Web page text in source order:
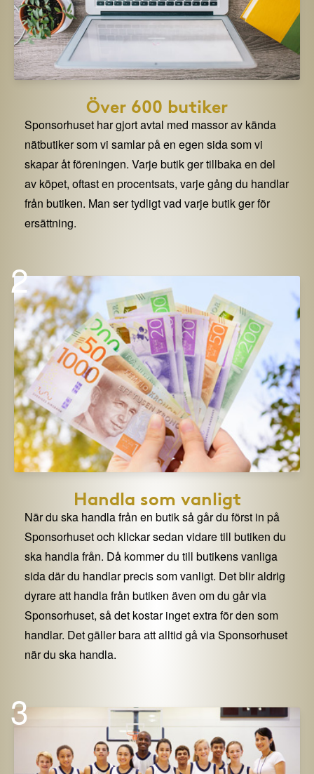
Över 600 butiker
Sponsorhuset har gjort avtal med massor av kända
nätbutiker som vi samlar på en egen sida som vi
skapar åt föreningen. Varje butik ger tillbaka en del
av köpet, oftast en procentsats, varje gång du handlar
från butiken. Man ser tydligt vad varje butik ger för
ersättning.
2
Handla som vanligt
När du ska handla från en butik så går du först in på
Sponsorhuset och klickar sedan vidare till butiken du
ska handla från. Då kommer du till butikens vanliga
sida där du handlar precis som vanligt. Det blir aldrig
dyrare att handla från butiken även om du går via
Sponsorhuset, så det kostar inget extra för den som
handlar. Det gäller bara att alltid gå via Sponsorhuset
när du ska handla.
3